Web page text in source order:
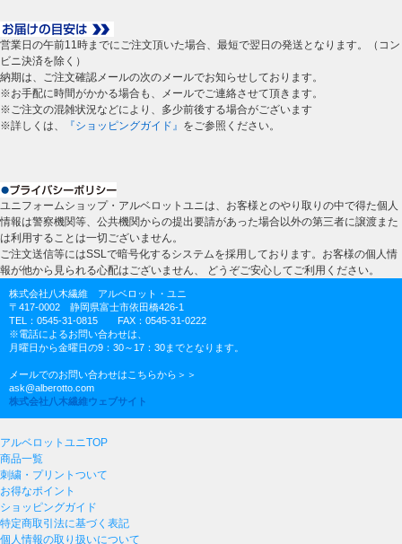
営業日の午前11時までにご注文頂いた場合、最短で翌日の発送となります。（コン
ビニ決済を除く）
納期は、ご注文確認メールの次のメールでお知らせしております。
※お手配に時間がかかる場合も、メールでご連絡させて頂きます。
※ご注文の混雑状況などにより、多少前後する場合がございます
※詳しくは、
『ショッピングガイド』 をご参照ください。
ユニフォームショップ・アルベロットユニは、お客様とのやり取りの中で得た個人
情報は警察機関等、公共機関からの提出要請があった場合以外の第三者に譲渡また
は利用することは一切ございません。
ご注文送信等にはSSLで暗号化するシステムを採用しております。お客様の個人情
報が他から見られる心配はございません、 どうぞご安心してご利用ください。
株式会社八木繊維 アルベロット・ユニ
〒417-0002 静岡県富士市依田橋426-1
TEL：0545-31-0815 FAX：0545-31-0222
※電話によるお問い合わせは、
月曜日から金曜日の9：30～17：30までとなります。
メールでのお問い合わせはこちらから＞＞
ask@alberotto.com
株式会社八木繊維ウェブサイト
アルベロットユニTOP
商品一覧
刺繍・プリントついて
お得なポイント
ショッピングガイド
特定商取引法に基づく表記
個人情報の取り扱いについて